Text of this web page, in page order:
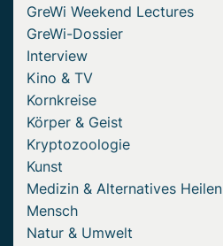
GreWi Weekend Lectures
GreWi-Dossier
Interview
Kino & TV
Kornkreise
Körper & Geist
Kryptozoologie
Kunst
Medizin & Alternatives Heilen
Mensch
Natur & Umwelt